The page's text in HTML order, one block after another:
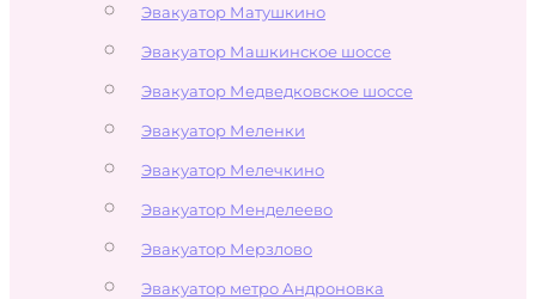
Эвакуатор Матушкино
Эвакуатор Машкинское шоссе
Эвакуатор Медведковское шоссе
Эвакуатор Меленки
Эвакуатор Мелечкино
Эвакуатор Менделеево
Эвакуатор Мерзлово
Эвакуатор метро Андроновка